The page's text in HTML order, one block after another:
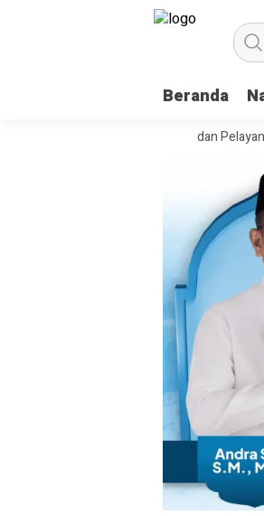
Beranda
Tata Kelola Organisasi dan Pelayanan